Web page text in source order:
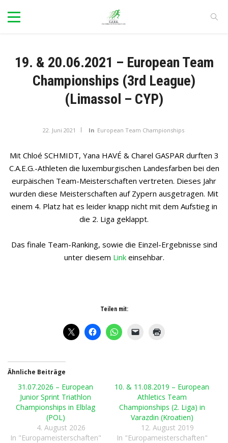
19. & 20.06.2021 – European Team
Championships (3rd League)
(Limassol – CYP)
22. Juni 2021 In European Team Championships
Mit Chloé SCHMIDT, Yana HAVÉ & Charel GASPAR durften 3
C.A.E.G.-Athleten die luxemburgischen Landesfarben bei den
eurpäischen Team-Meisterschaften vertreten. Dieses Jahr
wurden diese Meisterschaften auf Zypern ausgetragen. Mit
einem 4. Platz hat es leider knapp nicht mit dem Aufstieg in
die 2. Liga geklappt.
Das finale Team-Ranking, sowie die Einzel-Ergebnisse sind
unter diesem Link einsehbar.
Teilen mit:
Ähnliche Beiträge
31.07.2026 – European
Junior Sprint Triathlon
Championships in Elblag
(POL)
4. August 2026
In "Europameisterschaften"
10. & 11.08.2019 – European
Athletics Team
Championships (2. Liga) in
Varazdin (Kroatien)
12. August 2019
In "Europameisterschaften"